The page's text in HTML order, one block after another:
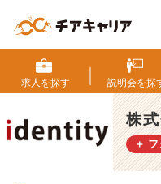
人
き
り
で
ド
ラ
求人を探す 説明会を探
株
＋